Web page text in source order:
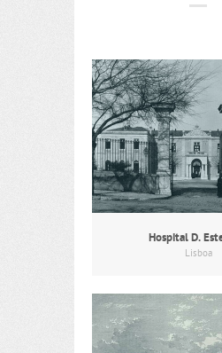
Hospital D.
Lisboa